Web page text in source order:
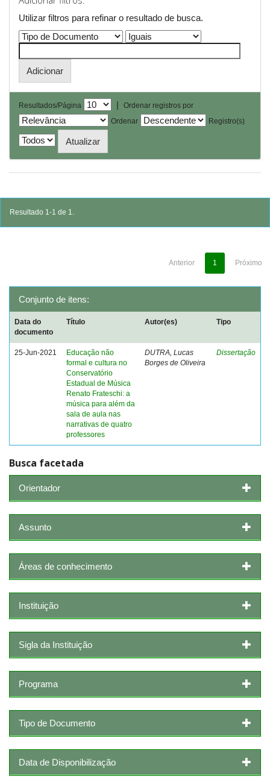
Utilizar filtros para refinar o resultado de busca.
Resultados/Página |
Ordenar registros por
Ordenar
Registro(s)
Resultado 1-1 de 1.
Anterior 1 Próximo
Conjunto de itens:
Data do
documento
Título Autor(es) Tipo
25-Jun-2021
Educação não
formal e cultura no
Conservatório
Estadual de Música
Renato Frateschi: a
música para além da
sala de aula nas
narrativas de quatro
professores
DUTRA, Lucas
Borges de Oliveira
Dissertação
Busca facetada
Orientador
Assunto
Áreas de conhecimento
Instituição
Sigla da Instituição
Programa
Tipo de Documento
Data de Disponibilização